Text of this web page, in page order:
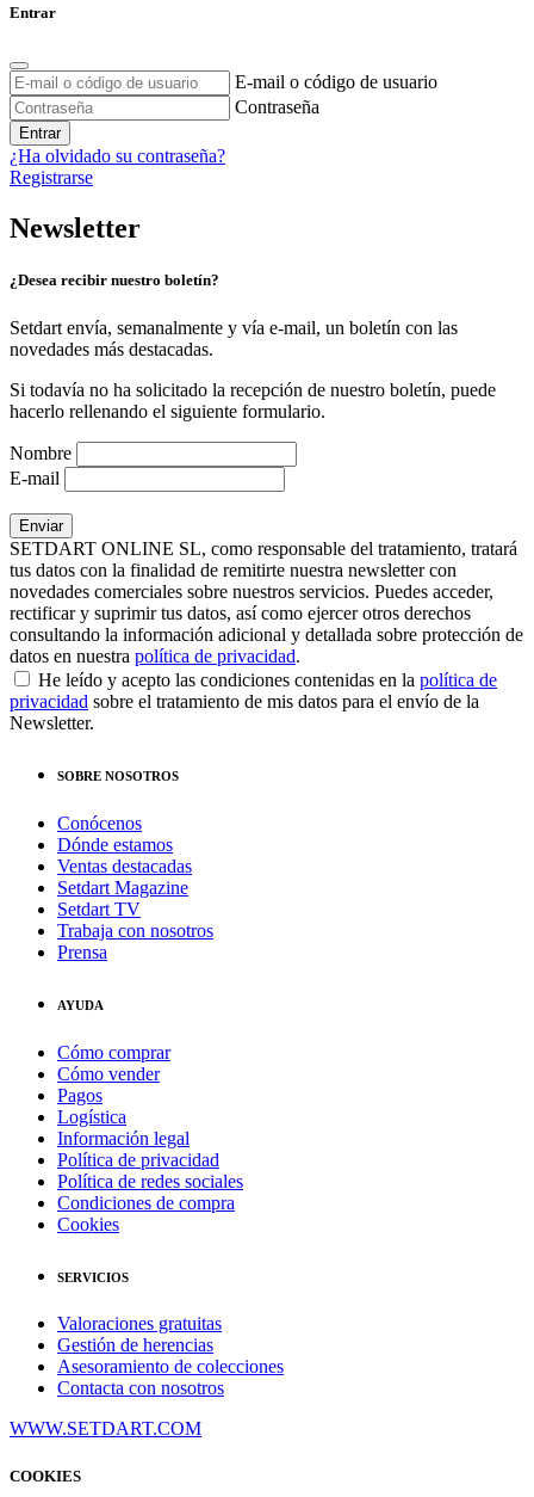
Entrar
E-mail o código de usuario
Contraseña
Entrar
¿Ha olvidado su contraseña?
Registrarse
Newsletter
¿Desea recibir nuestro boletín?
Setdart envía, semanalmente y vía e-mail, un boletín con las
novedades más destacadas.
Si todavía no ha solicitado la recepción de nuestro boletín, puede
hacerlo rellenando el siguiente formulario.
Nombre
E-mail
SETDART ONLINE SL, como responsable del tratamiento, tratará
tus datos con la finalidad de remitirte nuestra newsletter con
novedades comerciales sobre nuestros servicios. Puedes acceder,
rectificar y suprimir tus datos, así como ejercer otros derechos
consultando la información adicional y detallada sobre protección de
datos en nuestra política de privacidad.
He leído y acepto las condiciones contenidas en la política de
privacidad sobre el tratamiento de mis datos para el envío de la
Newsletter.
SOBRE NOSOTROS
Conócenos
Dónde estamos
Ventas destacadas
Setdart Magazine
Setdart TV
Trabaja con nosotros
Prensa
AYUDA
Cómo comprar
Cómo vender
Pagos
Logística
Información legal
Política de privacidad
Política de redes sociales
Condiciones de compra
Cookies
SERVICIOS
Valoraciones gratuitas
Gestión de herencias
Asesoramiento de colecciones
Contacta con nosotros
WWW.SETDART.COM
COOKIES